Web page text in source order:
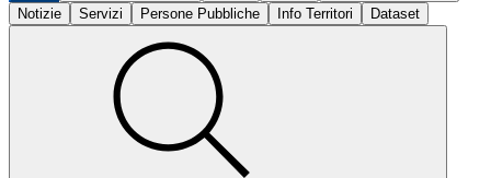
Notizie
Servizi Persone Pubbliche Info Territori Dataset